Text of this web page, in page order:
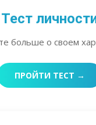
Тест
больше о своем
ПРОЙТИ ТЕСТ →